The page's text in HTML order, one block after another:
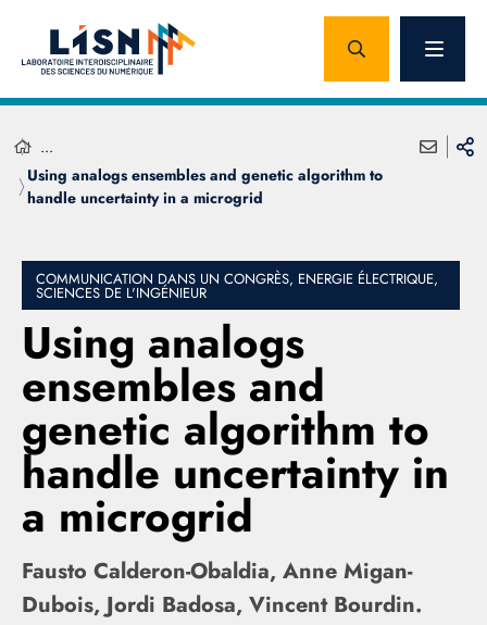
...
Using analogs ensembles and genetic algorithm to
handle uncertainty in a microgrid
COMMUNICATION DANS UN CONGRÈS, ENERGIE ÉLECTRIQUE,
SCIENCES DE L'INGÉNIEUR
Using analogs
ensembles and
genetic algorithm to
handle uncertainty in
a microgrid
Fausto Calderon-Obaldia, Anne Migan-
Dubois, Jordi Badosa, Vincent Bourdin.